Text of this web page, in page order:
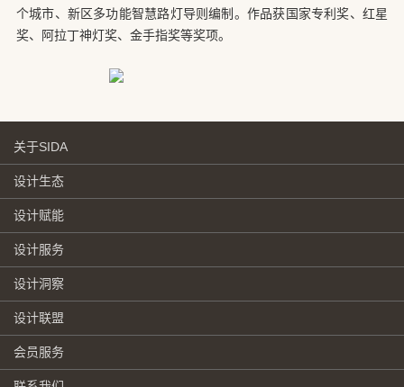
个城市、新区多功能智慧路灯导则编制。作品获国家专利奖、红星
奖、阿拉丁神灯奖、金手指奖等奖项。
关于SIDA
设计生态
设计赋能
设计服务
设计洞察
设计联盟
会员服务